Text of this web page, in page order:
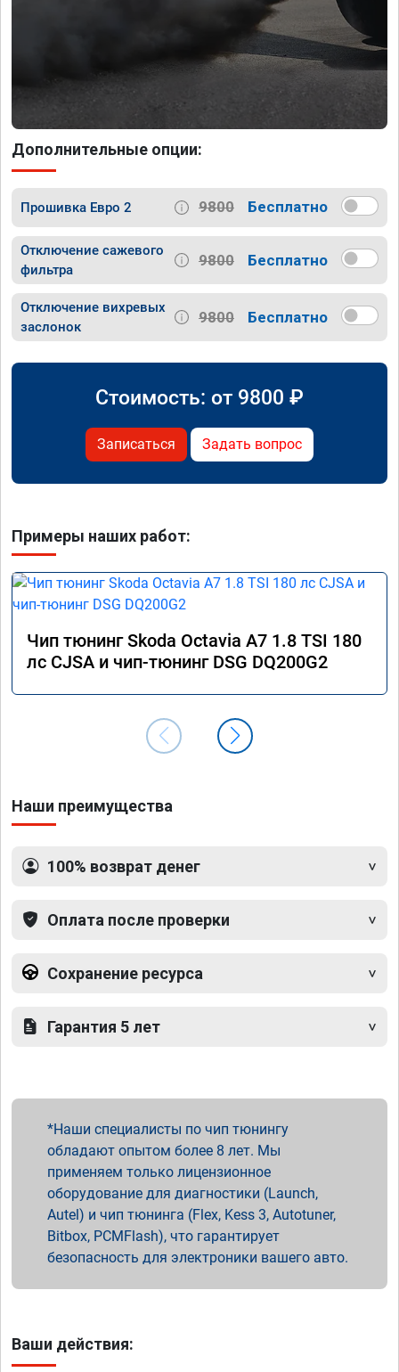
Дополнительные опции:
Прошивка Евро 2 9800 Бесплатно
Отключение сажевого
фильтра
9800 Бесплатно
Отключение вихревых
заслонок
9800 Бесплатно
Стоимость: от 9800 ₽
Записаться Задать вопрос
Примеры наших работ:
Чип тюнинг Skoda Octavia A7 1.8 TSI 180
лс CJSA и чип-тюнинг DSG DQ200G2
Наши преимущества
100% возврат денег
Оплата после проверки
Сохранение ресурса
Гарантия 5 лет
Наши специалисты по чип тюнингу
обладают опытом более 8 лет. Мы
применяем только лицензионное
оборудование для диагностики (Launch,
Autel) и чип тюнинга (Flex, Kess 3, Autotuner,
Bitbox, PCMFlash), что гарантирует
безопасность для электроники вашего авто.
Ваши действия: